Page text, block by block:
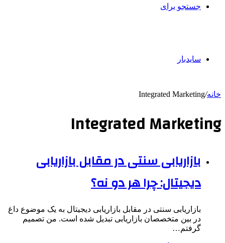
جستجو برای
سایدبار
خانه/
Integrated Marketing
Integrated Marketing
بازاریابی سنتی در مقابل بازاریابی
دیجیتال: چرا هر دو نه؟
بازاریابی سنتی در مقابل بازاریابی دیجیتال به یک موضوع داغ
در بین متخصصان بازاریابی تبدیل شده است. من تصمیم
گرفتم…